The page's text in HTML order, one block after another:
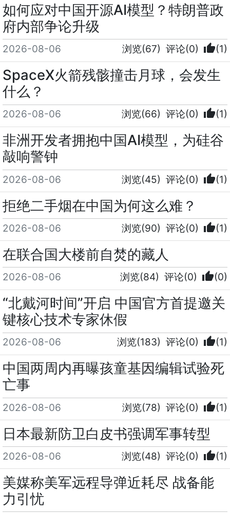
如何应对中国开源AI模型？特朗普政
府内部争论升级
2026-08-06 浏览(67) 评论(0) thumb_up(1)
SpaceX火箭残骸撞击月球，会发生
什么？
2026-08-06 浏览(66) 评论(0) thumb_up(1)
非洲开发者拥抱中国AI模型，为硅谷
敲响警钟
2026-08-06 浏览(45) 评论(0) thumb_up(1)
拒绝二手烟在中国为何这么难？
2026-08-06 浏览(90) 评论(0) thumb_up(1)
在联合国大楼前自焚的藏人
2026-08-06 浏览(84) 评论(0) thumb_up(0)
“北戴河时间”开启 中国官方首提邀关
键核心技术专家休假
2026-08-06 浏览(183) 评论(0) thumb_up(1)
中国两周内再曝孩童基因编辑试验死
亡事
2026-08-06 浏览(78) 评论(0) thumb_up(1)
日本最新防卫白皮书强调军事转型
2026-08-06 浏览(48) 评论(0) thumb_up(1)
美媒称美军远程导弹近耗尽 战备能
力引忧